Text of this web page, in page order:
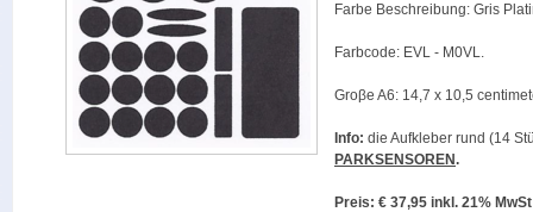
Farbe Beschreibung: Gris
Farbcode: EVL - M0VL.
Groβe A6: 14,7 x 10,5
Info: die Aufkleber rund (14
PARKSENSOREN.
Preis: € 37,95 inkl. 21%